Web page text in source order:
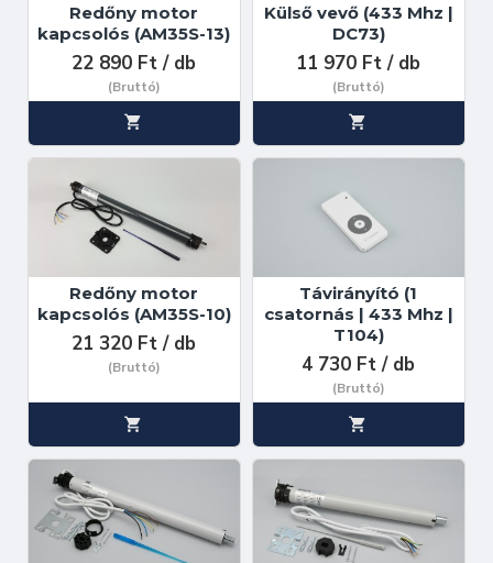
Redőny motor
kapcsolós (AM35S-13)
22 890 Ft / db
(Bruttó)
Külső vevő (433 Mhz |
DC73)
11 970 Ft / db
(Bruttó)
Redőny motor
kapcsolós (AM35S-10)
21 320 Ft / db
(Bruttó)
Távirányító (1
csatornás | 433 Mhz |
T104)
4 730 Ft / db
(Bruttó)